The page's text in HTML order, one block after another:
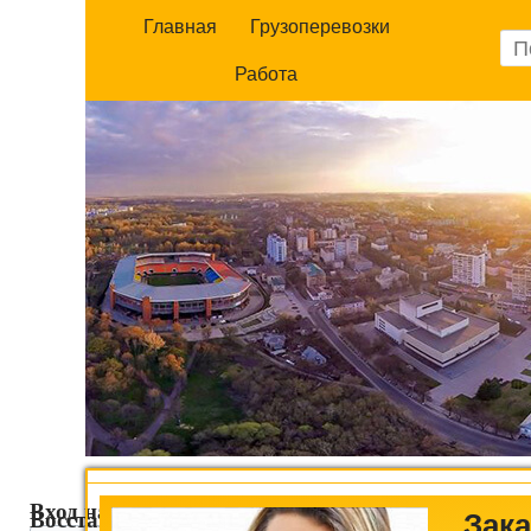
Главная Грузоперевозки
Работа
Вход на сайт
Восстановление пароля